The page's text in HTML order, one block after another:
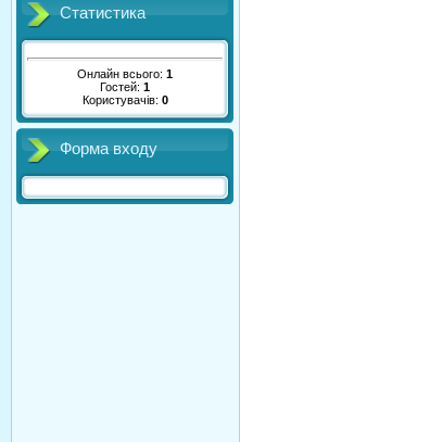
Статистика
Онлайн всього: 1
Гостей: 1
Користувачів: 0
Форма входу